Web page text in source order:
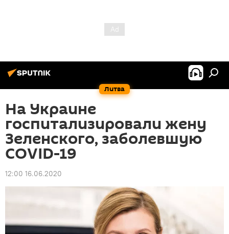
Литва
На Украине
госпитализировали жену
Зеленского, заболевшую
COVID-19
12:00 16.06.2020